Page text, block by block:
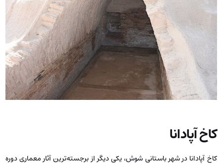
کاخ آپادانا
کاخ آپادانا در شهر باستانی شوش، یکی دیگر از برجسته‌ترین آثار معماری دوره